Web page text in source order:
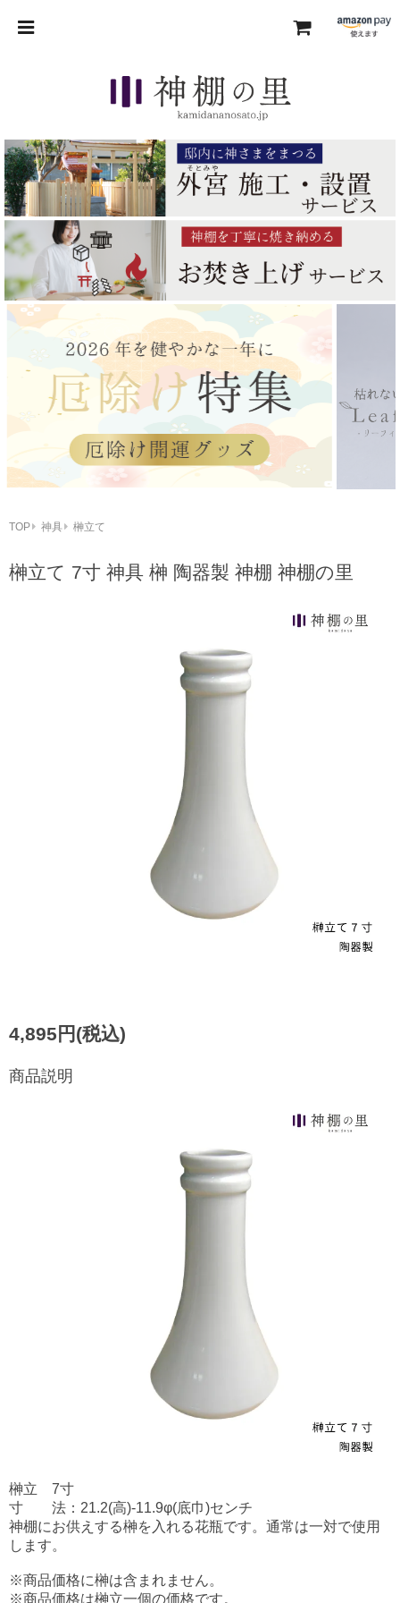
TOP 神具 榊立て
榊立て 7寸 神具 榊 陶器製 神棚 神棚の里
4,895円(税込)
商品説明
榊立 7寸
寸 法：21.2(高)-11.9φ(底巾)センチ
神棚にお供えする榊を入れる花瓶です。通常は一対で使用
します。
※商品価格に榊は含まれません。
※商品価格は榊立一個の価格です。